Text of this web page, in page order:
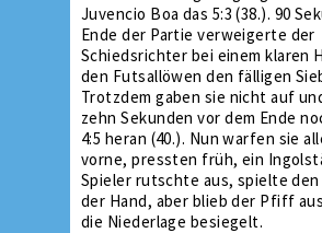
Juvencio Boa das 5:3 (38.). 90
Ende der Partie verweigerte der
Schiedsrichter bei einem klaren
den Futsallöwen den fälligen
Trotzdem gaben sie nicht auf
zehn Sekunden vor dem Ende
4:5 heran (40.). Nun warfen sie
vorne, pressten früh, ein
Spieler rutschte aus, spielte
der Hand, aber blieb der Pfiff
die Niederlage besiegelt.